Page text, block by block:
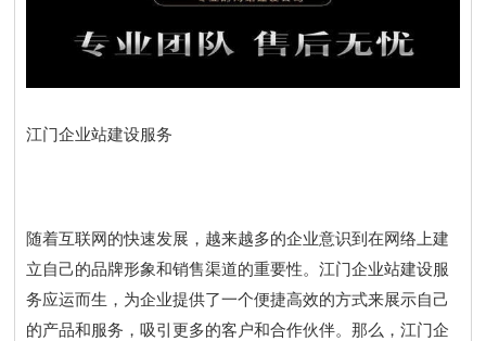
江门企业站建设服务
随着互联网的快速发展，越来越多的企业意识到在网络上建
立自己的品牌形象和销售渠道的重要性。江门企业站建设服
务应运而生，为企业提供了一个便捷高效的方式来展示自己
的产品和服务，吸引更多的客户和合作伙伴。那么，江门企